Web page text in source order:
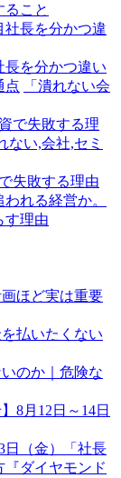
こと
長を分かつ違い
「潰れない会
失敗する理由
す理由
ほど実は重要
払いたくない
のか｜危険な
8月12日～14日
日（金）「社長
ダイヤモンド